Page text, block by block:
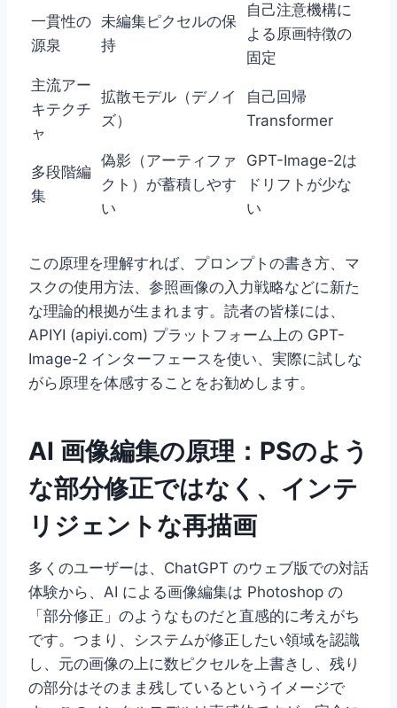
一貫性の
源泉
未編集ピクセルの保
持
自己注意機構に
よる原画特徴の
固定
主流アー
キテクチ
ャ
拡散モデル（デノイ
ズ）
自己回帰
Transformer
多段階編
集
偽影（アーティファ
クト）が蓄積しやす
い
GPT-Image-2は
ドリフトが少な
い
この原理を理解すれば、プロンプトの書き方、マ
スクの使用方法、参照画像の入力戦略などに新た
な理論的根拠が生まれます。読者の皆様には、
APIYI (apiyi.com) プラットフォーム上の GPT-
Image-2 インターフェースを使い、実際に試しな
がら原理を体感することをお勧めします。
AI 画像編集の原理：PSのよう
な部分修正ではなく、インテ
リジェントな再描画
多くのユーザーは、ChatGPT のウェブ版での対話
体験から、AI による画像編集は Photoshop の
「部分修正」のようなものだと直感的に考えがち
です。つまり、システムが修正したい領域を認識
し、元の画像の上に数ピクセルを上書きし、残り
の部分はそのまま残しているというイメージで